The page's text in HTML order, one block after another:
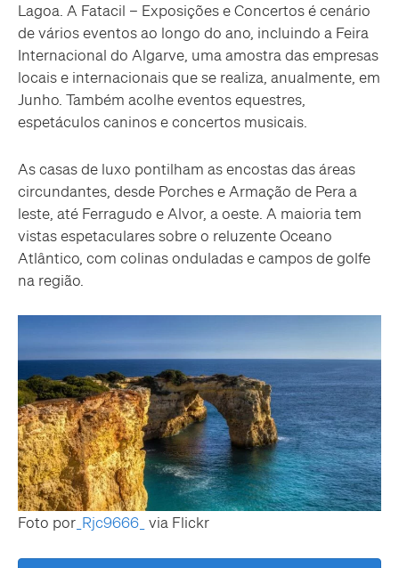
Lagoa. A Fatacil – Exposições e Concertos é cenário
de vários eventos ao longo do ano, incluindo a Feira
Internacional do Algarve, uma amostra das empresas
locais e internacionais que se realiza, anualmente, em
Junho. Também acolhe eventos equestres,
espetáculos caninos e concertos musicais.
As casas de luxo pontilham as encostas das áreas
circundantes, desde Porches e Armação de Pera a
leste, até Ferragudo e Alvor, a oeste. A maioria tem
vistas espetaculares sobre o reluzente Oceano
Atlântico, com colinas onduladas e campos de golfe
na região.
Foto por _Rjc9666_ via Flickr